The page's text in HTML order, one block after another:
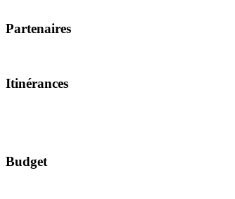
Partenaires
Itinérances
Budget